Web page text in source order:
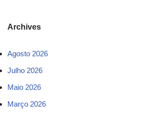
Archives
Agosto 2026
Julho 2026
Maio 2026
Março 2026